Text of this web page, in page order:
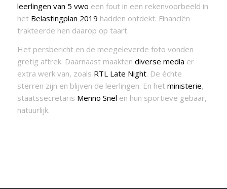
leerlingen van 5 vwo een fout in een rekenvoorbeeld in
het Belastingplan 2019 hadden ontdekt. Financiën
trakteerde hen daarop op taart.
Het persbericht en de meegeleverde foto vonden
gretig aftrek. Daarnaast maakten diverse media er
extra werk van, zoals RTL Late Night. De échte
sterren zijn en blijven de leerlingen. En het ministerie,
staatssecretaris Menno Snel en hun sportieve gebaar,
natuurlijk.